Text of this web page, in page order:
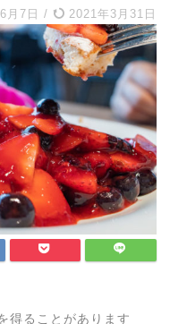
月7日 / 2021年3月31日
得ることがあります